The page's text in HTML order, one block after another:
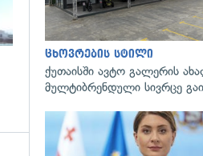
ცხოვრების სტილი
ქუთაისში ავტო გალერის
მულტიბრენდული სივრცე